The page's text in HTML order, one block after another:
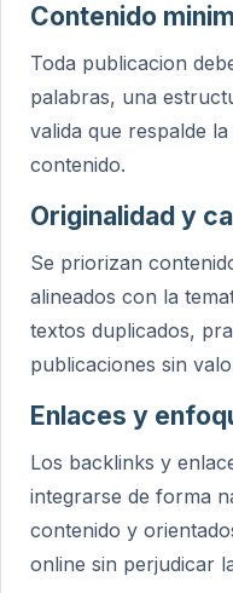
Contenido
Toda publicacion
palabras, una
valida que respalde
contenido.
Originalidad y
Se priorizan
alineados con la
textos duplicados,
publicaciones sin
Enlaces y
Los backlinks y
integrarse de forma
contenido y
online sin perjudicar